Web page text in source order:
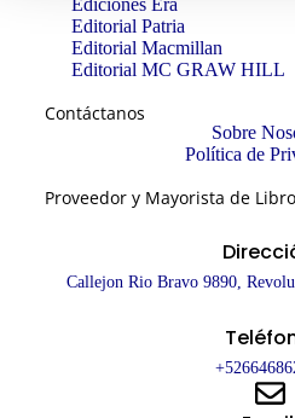
Editorial Patria
Editorial Macmillan
Editorial MC GRAW HILL
Contáctanos
Sobre
Política de
Proveedor y Mayorista de
Callejon Rio Bravo 9890,